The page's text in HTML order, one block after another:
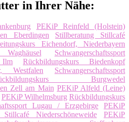
in Ihrer Nähe:
PEKiP Reinfeld (Holstein)
Eberdingen
Stillberatung Stillcafé
Eichendorf, Niederbayern
Waghäusel
Schwangerschaftssport
Rückbildungskurs Biedenkopf
Westfalen
Schwangerschaftssport
Burgwedel
Zell am Main PEKiP Alfeld (Leine)
PEKiP Wilhelmsburg Rückbildungskurs
Lugau / Erzgebirge
PEKiP
Stillcafé Niederschöneweide
PEKiP